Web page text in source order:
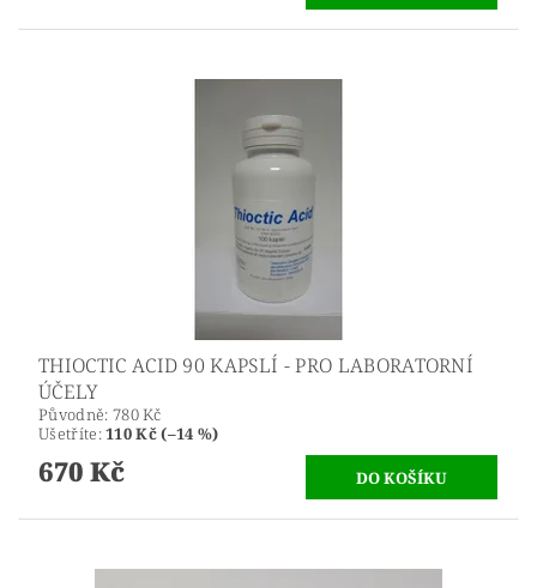
THIOCTIC ACID 90 KAPSLÍ - PRO LABORATORNÍ
ÚČELY
Původně: 780 Kč
Ušetříte:110 Kč (–14 %)
670 Kč